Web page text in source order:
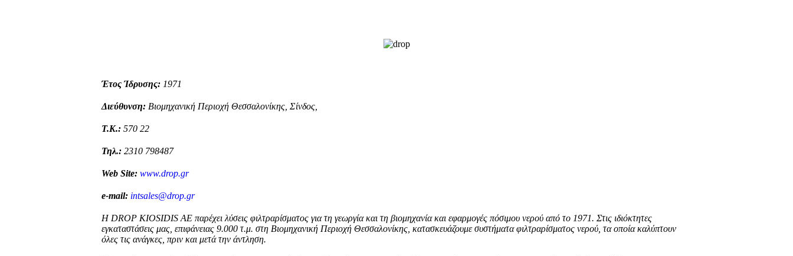
Έτος Ίδρυσης: 1971
Διεύθυνση: Βιομηχανική Περιοχή Θεσσαλονίκης, Σίνδος,
Τ.Κ.: 570 22
Τηλ.: 2310 798487
Web Site: www.drop.gr
e-mail: intsales@drop.gr
Η DROP KIOSIDIS ΑΕ παρέχει λύσεις φιλτραρίσματος για τη γεωργία και τη βιομηχανία και εφαρμογές πόσιμου νερού από το 1971. Στις ιδιόκτητες
εγκαταστάσεις μας, επιφάνειας 9.000 τ.μ. στη Βιομηχανική Περιοχή Θεσσαλονίκης, κατασκευάζουμε συστήματα φιλτραρίσματος νερού, τα οποία καλύπτουν
όλες τις ανάγκες, πριν και μετά την άντληση.